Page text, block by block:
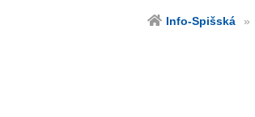
Info-Spišská